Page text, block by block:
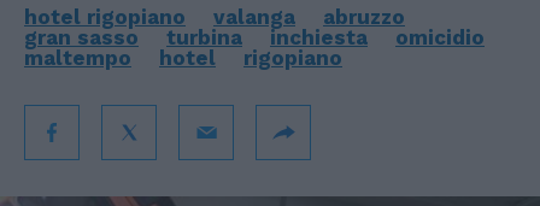
hotel rigopiano valanga
abruzzo
gran sasso
turbina inchiesta
omicidio
maltempo
hotel rigopiano